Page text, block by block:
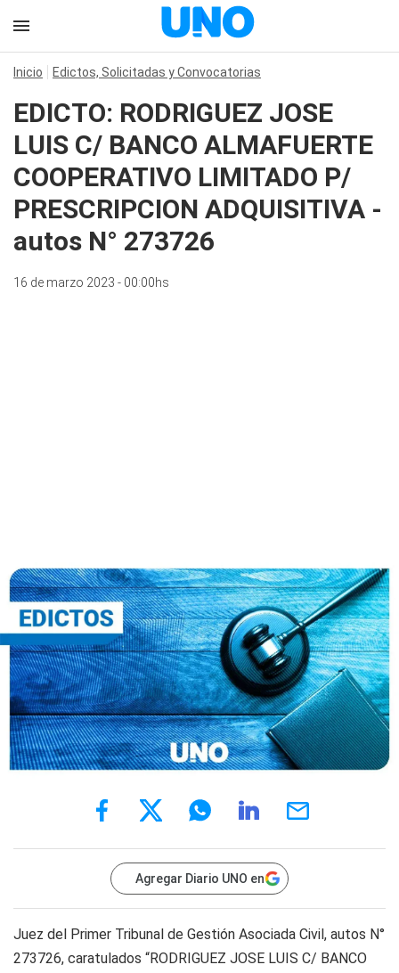
Inicio Edictos, Solicitadas y Convocatorias
EDICTO: RODRIGUEZ JOSE
LUIS C/ BANCO ALMAFUERTE
COOPERATIVO LIMITADO P/
PRESCRIPCION ADQUISITIVA -
autos N° 273726
16 de marzo 2023 - 00:00hs
Agregar Diario UNO en
Juez del Primer Tribunal de Gestión Asociada Civil, autos N°
273726, caratulados “RODRIGUEZ JOSE LUIS C/ BANCO